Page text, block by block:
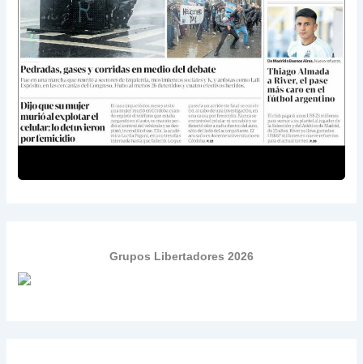
Grupos Libertadores 2026